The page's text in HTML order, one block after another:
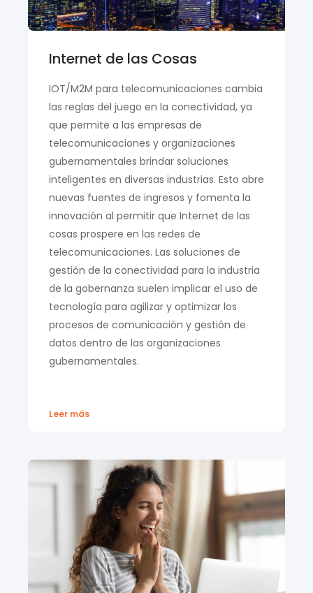
Internet de las Cosas
IOT/M2M para telecomunicaciones cambia
las reglas del juego en la conectividad, ya
que permite a las empresas de
telecomunicaciones y organizaciones
gubernamentales brindar soluciones
inteligentes en diversas industrias. Esto abre
nuevas fuentes de ingresos y fomenta la
innovación al permitir que Internet de las
cosas prospere en las redes de
telecomunicaciones. Las soluciones de
gestión de la conectividad para la industria
de la gobernanza suelen implicar el uso de
tecnología para agilizar y optimizar los
procesos de comunicación y gestión de
datos dentro de las organizaciones
gubernamentales.
Leer más